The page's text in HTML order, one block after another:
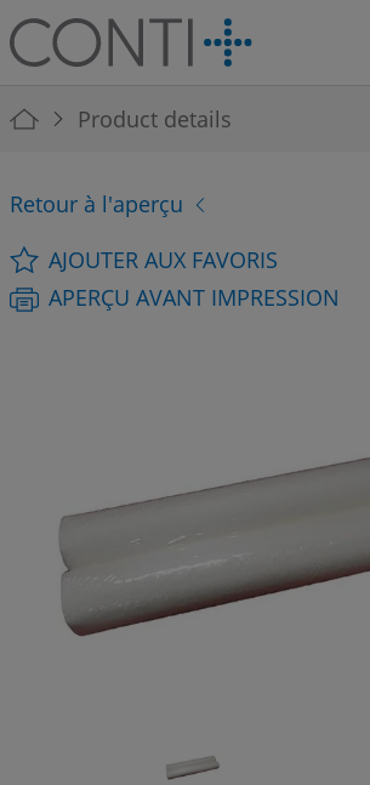
Skip to main navigation
Skip to main content
Skip to page footer
You are here:
Product details
Retour à l'aperçu
AJOUTER AUX FAVORIS
APERÇU AVANT IMPRESSION